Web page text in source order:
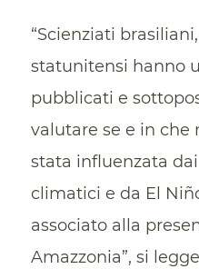
“Scienziati
statunitensi hanno
pubblicati e
valutare se e in che
stata influenzata
climatici e da El
associato alla
Amazzonia”, si